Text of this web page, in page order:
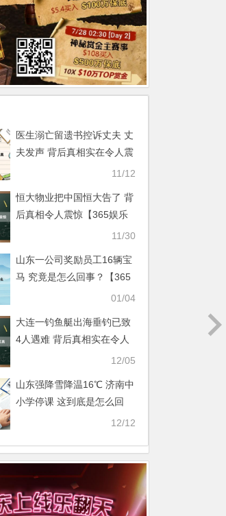
医生溺亡留遗书控诉丈夫 丈
夫发声 背后真相实在令人震
11/12
恒大物业把中国恒大告了 背
后真相令人震惊【365娱乐
11/30
山东一公司奖励员工16辆宝
马 究竟是怎么回事？【365
01/04
大连一钓鱼艇出海垂钓已致
4人遇难 背后真相实在令人
震惊【365娱乐资讯网】12/05
山东强降雪降温16℃ 济南中
小学停课 这到底是怎么回
事？【365娱乐资讯网】12/12